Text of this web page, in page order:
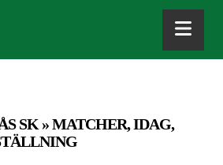
SK » MATCHER, IDAG,